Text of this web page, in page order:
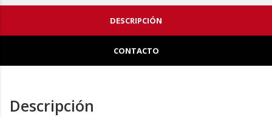
DESCRIPCIÓN
CONTACTO
Descripción